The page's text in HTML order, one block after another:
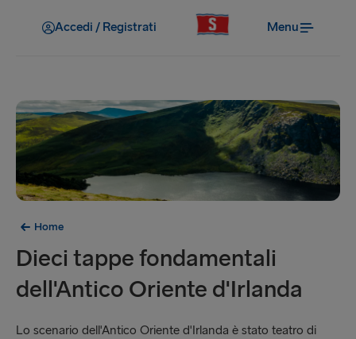
Accedi / Registrati Menu
Home
Dieci tappe fondamentali
dell'Antico Oriente d'Irlanda
Lo scenario dell'Antico Oriente d'Irlanda è stato teatro di